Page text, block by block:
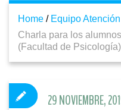
Home / Equipo
Charla para los
(Facultad de Psicología)
29 NOVIEMBRE,